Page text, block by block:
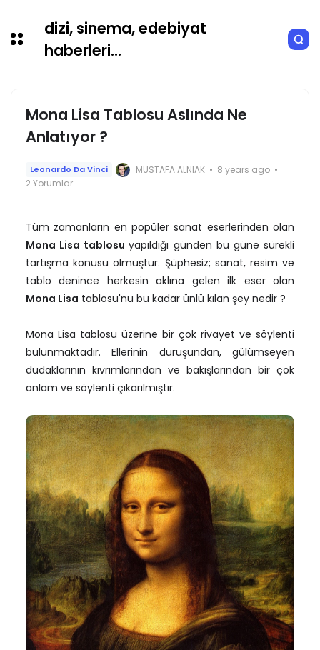
dizi, sinema, edebiyat
haberleri...
Mona Lisa Tablosu Aslında Ne
Anlatıyor ?
Leonardo Da Vinci MUSTAFA ALNIAK
8 years ago
2 Yorumlar
Tüm zamanların en popüler sanat eserlerinden olan
Mona Lisa tablosuyapıldığı günden bu güne sürekli
tartışma konusu olmuştur. Şüphesiz; sanat, resim ve
tablo denince herkesin aklına gelen ilk eser olan
Mona Lisa tablosu'nu bu kadar ünlü kılan şey nedir ?
Mona Lisa tablosu üzerine bir çok rivayet ve söylenti
bulunmaktadır. Ellerinin duruşundan, gülümseyen
dudaklarının kıvrımlarından ve bakışlarından bir çok
anlam ve söylenti çıkarılmıştır.